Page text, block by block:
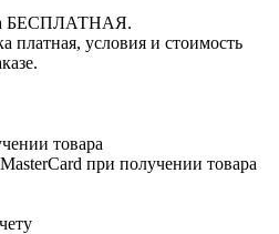
БЕСПЛАТНАЯ.
платная, условия и стоимость
товара
при получении товара